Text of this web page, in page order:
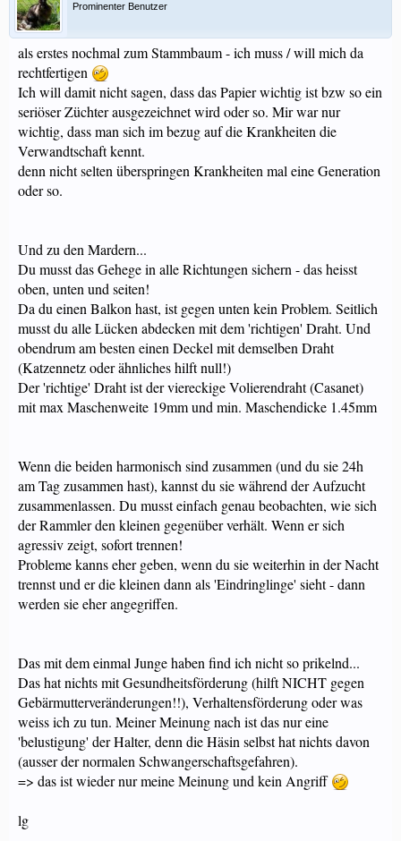
Prominenter Benutzer
als erstes nochmal zum Stammbaum - ich muss / will mich da
rechtfertigen
Ich will damit nicht sagen, dass das Papier wichtig ist bzw so ein
seriöser Züchter ausgezeichnet wird oder so. Mir war nur
wichtig, dass man sich im bezug auf die Krankheiten die
Verwandtschaft kennt.
denn nicht selten überspringen Krankheiten mal eine Generation
oder so.
Und zu den Mardern...
Du musst das Gehege in alle Richtungen sichern - das heisst
oben, unten und seiten!
Da du einen Balkon hast, ist gegen unten kein Problem. Seitlich
musst du alle Lücken abdecken mit dem 'richtigen' Draht. Und
obendrum am besten einen Deckel mit demselben Draht
(Katzennetz oder ähnliches hilft null!)
Der 'richtige' Draht ist der viereckige Volierendraht (Casanet)
mit max Maschenweite 19mm und min. Maschendicke 1.45mm
Wenn die beiden harmonisch sind zusammen (und du sie 24h
am Tag zusammen hast), kannst du sie während der Aufzucht
zusammenlassen. Du musst einfach genau beobachten, wie sich
der Rammler den kleinen gegenüber verhält. Wenn er sich
agressiv zeigt, sofort trennen!
Probleme kanns eher geben, wenn du sie weiterhin in der Nacht
trennst und er die kleinen dann als 'Eindringlinge' sieht - dann
werden sie eher angegriffen.
Das mit dem einmal Junge haben find ich nicht so prikelnd...
Das hat nichts mit Gesundheitsförderung (hilft NICHT gegen
Gebärmutterveränderungen!!), Verhaltensförderung oder was
weiss ich zu tun. Meiner Meinung nach ist das nur eine
'belustigung' der Halter, denn die Häsin selbst hat nichts davon
(ausser der normalen Schwangerschaftsgefahren).
=> das ist wieder nur meine Meinung und kein Angriff
lg